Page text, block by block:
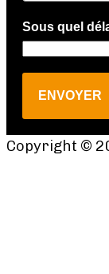
Sous quel
ENVOYER
Copyright ©